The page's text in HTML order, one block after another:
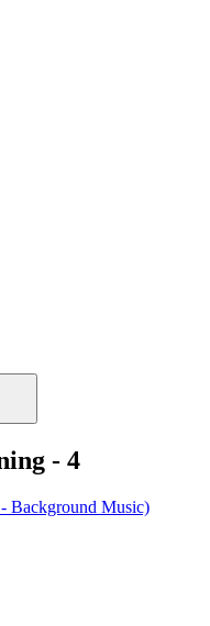
- 4
Background Music)